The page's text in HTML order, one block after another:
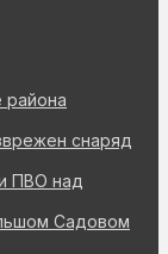
района
снаряд
ПВО над
Садовом